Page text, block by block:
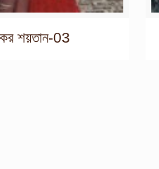
শয়তান-03